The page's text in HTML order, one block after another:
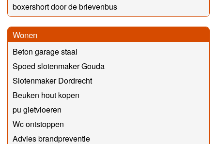
boxershort door de brievenbus
Wonen
Beton garage staal
Spoed slotenmaker Gouda
Slotenmaker Dordrecht
Beuken hout kopen
pu gietvloeren
Wc ontstoppen
Advies brandpreventie